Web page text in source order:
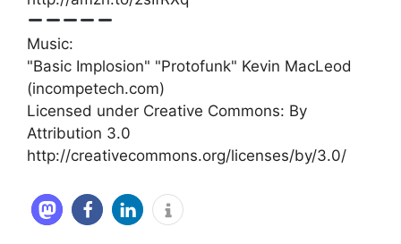
Music:
"Basic Implosion" "Protofunk" Kevin MacLeod
(incompetech.com)
Licensed under Creative Commons: By
Attribution 3.0
http://creativecommons.org/licenses/by/3.0/